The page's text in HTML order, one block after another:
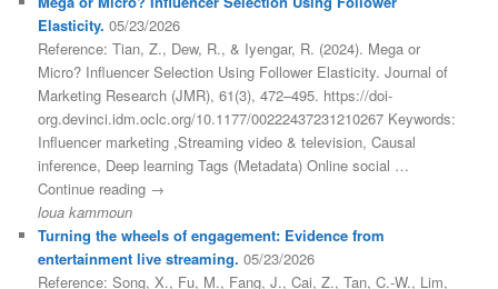
Elasticity. 05/23/2026
Reference: Tian, Z., Dew, R., & Iyengar, R. (2024). Mega or
Micro? Influencer Selection Using Follower Elasticity. Journal of
Marketing Research (JMR), 61(3), 472–495. https://doi-
org.devinci.idm.oclc.org/10.1177/00222437231210267 Keywords:
Influencer marketing ,Streaming video & television, Causal
inference, Deep learning Tags (Metadata) Online social …
Continue reading →
loua kammoun
Turning the wheels of engagement: Evidence from
entertainment live streaming. 05/23/2026
Reference: Song, X., Fu, M., Fang, J., Cai, Z., Tan, C.-W., Lim,